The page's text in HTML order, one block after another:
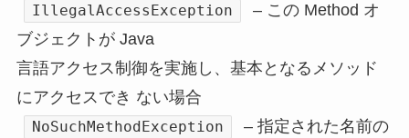
IllegalAccessException
– この Method オ
ブジェクトが Java
言語アクセス制御を実施し、基本となるメソッド
にアクセスでき ない場合
NoSuchMethodException
– 指定された名前の